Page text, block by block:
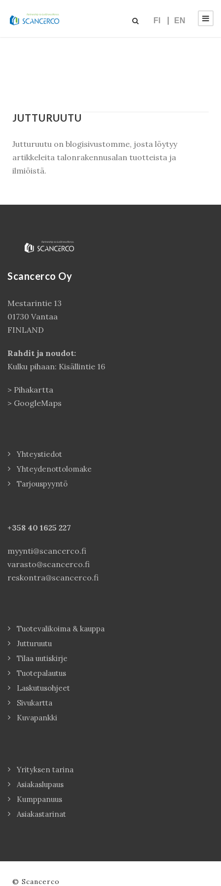
FI EN
JUTTURUUTU
Jutturuutu on blogisivustomme, josta löytyy
artikkeleita talonrakennusalan tuotteista ja
ilmiöistä.
Scancerco Oy
Mestarintie 13
01730 Vantaa
FINLAND
Rahdit ja noudot:
Kulku pihaan: Kisällintie 16
> Pihakartta
> GoogleMaps
Yhteystiedot
Yhteydenottolomake
Tarjouspyyntö
+358 40 1625 227
myynti@scancerco.fi
varasto@scancerco.fi
reskontra@scancerco.fi
Tuotevalikoima & kauppa
Jutturuutu
Tilaa uutiskirje
Tuotepalautus
Laskutusohjeet
Sivukartta
Kuvapankki
Yrityksen tarina
Asiakaslupaus
Kumppanuus
Asiakastarinat
© Scancerco